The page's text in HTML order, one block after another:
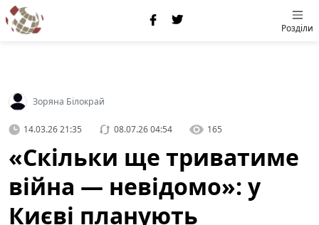
Розділи
Зоряна Білокрай
14.03.26 21:35 08.07.26 04:54 165
«Скільки ще триватиме
війна — невідомо»: у
Києві планують